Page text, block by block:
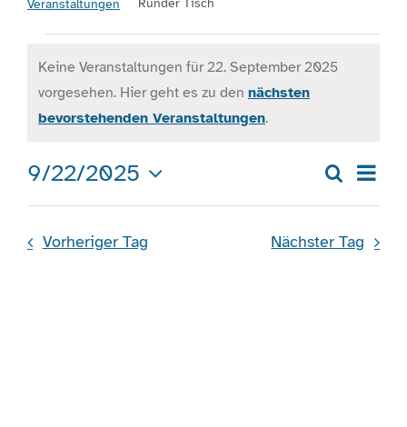
Jobs
Veranstaltungen
für
22.
2025
Hinweis
Keine Veranstaltungen für 22. September 2025
vorgesehen. Hier geht es zu den nächsten
bevorstehenden Veranstaltungen.
und
Suche
Tag
9/22/2025
Datum
Vorheriger Tag Nächster Tag